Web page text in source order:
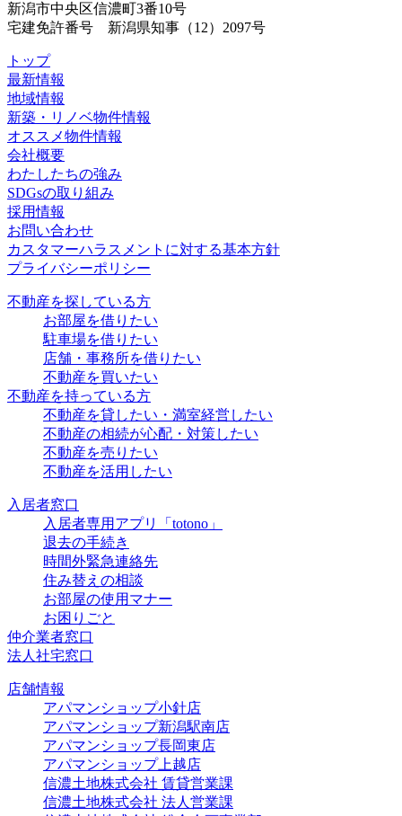
新潟市中央区信濃町3番10号
宅建免許番号 新潟県知事（12）2097号
トップ
最新情報
地域情報
新築・リノベ物件情報
オススメ物件情報
会社概要
わたしたちの強み
SDGsの取り組み
採用情報
お問い合わせ
カスタマーハラスメントに対する基本方針
プライバシーポリシー
不動産を探している方
お部屋を借りたい
駐車場を借りたい
店舗・事務所を借りたい
不動産を買いたい
不動産を持っている方
不動産を貸したい・満室経営したい
不動産の相続が心配・対策したい
不動産を売りたい
不動産を活用したい
入居者窓口
入居者専用アプリ「totono」
退去の手続き
時間外緊急連絡先
住み替えの相談
お部屋の使用マナー
お困りごと
仲介業者窓口
法人社宅窓口
店舗情報
アパマンショップ小針店
アパマンショップ新潟駅南店
アパマンショップ長岡東店
アパマンショップ上越店
信濃土地株式会社 賃貸営業課
信濃土地株式会社 法人営業課